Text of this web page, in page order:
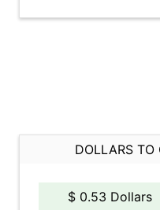
DOLLARS TO
$ 0.53 Dollars